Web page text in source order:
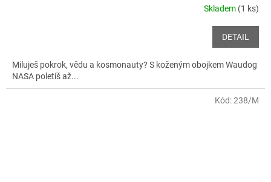
Skladem (1 ks)
DETAIL
Miluješ pokrok, vědu a kosmonauty? S koženým obojkem Waudog
NASA poletíš až...
Kód:238/M